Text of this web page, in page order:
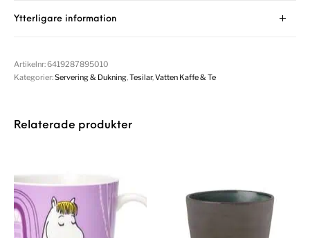
Ytterligare information
Artikelnr:6419287895010
Kategorier:Servering & Dukning ,Tesilar,Vatten Kaffe & Te
Relaterade produkter